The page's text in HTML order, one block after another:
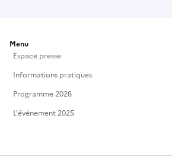
Menu
Espace presse
Informations pratiques
Programme 2026
L'événement 2025